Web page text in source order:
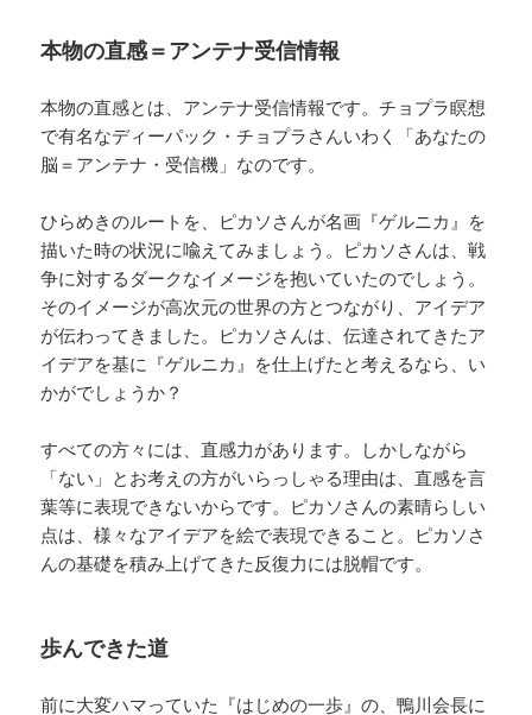
本物の直感＝アンテナ受信情報
本物の直感とは、アンテナ受信情報です。チョプラ瞑想
で有名なディーパック・チョプラさんいわく「あなたの
脳＝アンテナ・受信機」なのです。
ひらめきのルートを、ピカソさんが名画『ゲルニカ』を
描いた時の状況に喩えてみましょう。ピカソさんは、戦
争に対するダークなイメージを抱いていたのでしょう。
そのイメージが高次元の世界の方とつながり、アイデア
が伝わってきました。ピカソさんは、伝達されてきたア
イデアを基に『ゲルニカ』を仕上げたと考えるなら、い
かがでしょうか？
すべての方々には、直感力があります。しかしながら
「ない」とお考えの方がいらっしゃる理由は、直感を言
葉等に表現できないからです。ピカソさんの素晴らしい
点は、様々なアイデアを絵で表現できること。ピカソさ
んの基礎を積み上げてきた反復力には脱帽です。
歩んできた道
前に大変ハマっていた『はじめの一歩』の、鴨川会長に